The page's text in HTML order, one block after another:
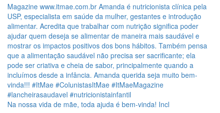
Na nossa vida de mãe, toda ajuda é bem-vinda! Incl